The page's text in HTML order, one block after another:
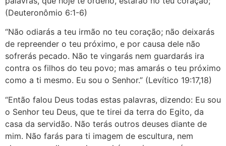
(Deuteronômio 6:1-6)
“Não odiarás a teu irmão no teu coração; não deixarás
de repreender o teu próximo, e por causa dele não
sofrerás pecado. Não te vingarás nem guardarás ira
contra os filhos do teu povo; mas amarás o teu próximo
como a ti mesmo. Eu sou o Senhor.” (Levítico 19:17,18)
“Então falou Deus todas estas palavras, dizendo: Eu sou
o Senhor teu Deus, que te tirei da terra do Egito, da
casa da servidão. Não terás outros deuses diante de
mim. Não farás para ti imagem de escultura, nem